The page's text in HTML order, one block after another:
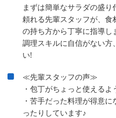
まずは簡単なサラダの盛り
頼れる先輩スタッフが、
の持ち方から丁寧に指導し
調理スキルに自信がない方
い!
≪先輩スタッフの声≫
・包丁がちょっと使えるよ
・苦手だった料理が得意
ったりしています♪